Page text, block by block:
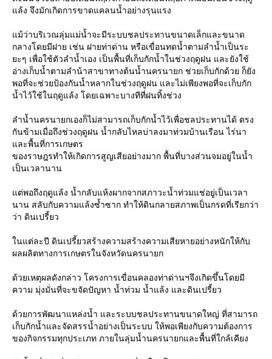
ล้ง จึงมักเกิดการขาดแคลนน้ำอย่างรุนแรง
ม้ว่าบริเวณลุ่มแม่น้ำจะมีระบบชลประทานขนาดเล็กและขนาด
กลางโดยมีฝาย เช่น ฝายท่าด่าน หรือเขื่อนทดน้ำตามลำน้ำเป็นระ
ะๆ เพื่อใช้ตัวลำน้ำเอง เป็นพื้นที่เก็บกักน้ำในช่วงฤดูฝน และยังใช้
อ่างเก็บน้ำตามลำน้าสาขาทางต้นน้ำนครนายก ช่วยเก็บกักด้วย ก็ยัง
พอที่จะช่วยป้องกันน้ำหลากในช่วงฤดูฝน และไม่เพียงพอที่จะเก็บกัก
น้ำไว้ใช้ในฤดูแล้ง โดยเฉพาะบางทีที่ฝนทิ้งช่วง
ลำน้ำนครนายกเองก็ไม่สามารถเก็บกักน้ำไว้เพื่อชลประทานได้ ตรง
กันข้ามเมื่อถึงช่วงฤดูฝน น้ำกลับไหลบ่าลงมาท่วมบ้านเรือน ไร่นา
ละพื้นที่การเกษตร
ของราษฎรทำให้เกิดการสูญเสียอย่างมาก พื้นที่บางส่วนจมอยู่ในน้ำ
เป็นเวลานาน
ต่พอถึงฤดูแล้ง น้ำกลับแห้งผากจากสภาวะน้ำท่วมแช่อยู่เป็นเวลา
นาน สลับกับความแล้งซ้ำซาก ทำให้ดินกลายสภาพเป็นกรดที่เรียกว่า
ว่า ดินเปรี้ยว
นแต่ละปี ดินเปรี้ยวสร้างความสร้างความเสียหายอย่างหนักให้กับ
ผลผลิตทางการเกษตรในจังหวัดนครนายก
ด้วยเหตุผลดังกล่าว โครงการเขื่อนคลองท่าด่านฯจึงเกิดขึ้นโดยมี
ความ มุ่งมั่นที่จะขจัดปัญหา น้ำท่วม น้ำแล้ง และดินเปรี้ยว
ด้วยการพัฒนาแหล่งน้ำ และระบบชลประทานขนาดใหญ่ ที่สามารถ
เก็บกักน้ำและจัดสรรน้ำอย่างเป็นระบบ ให้พอเพียงกับความต้องการ
ของกิจกรรมทุกประเภท ภายในลุ่มน้ำนครนายกและพื้นที่ใกล้เคียง